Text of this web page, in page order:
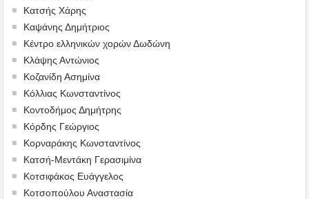
Κατσής Χάρης
Καψάνης Δημήτριος
Κέντρο ελληνικών χορών Δωδώνη
Κλάψης Αντώνιος
Κοζανίδη Ασημίνα
Κόλλιας Κωνσταντίνος
Κοντοδήμος Δημήτρης
Κόρδης Γεώργιος
Κορναράκης Κωνσταντίνος
Κατσή-Μεντάκη Γερασιμίνα
Κοτσιφάκος Ευάγγελος
Κοτσοπούλου Αναστασία